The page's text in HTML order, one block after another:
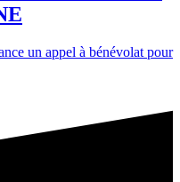
un appel à bénévolat pour